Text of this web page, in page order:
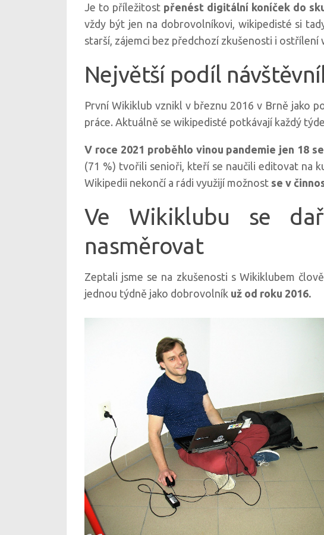
Je to příležitost přenést digitální koníček do
vždy být jen na dobrovolníkovi, wikipedisté si
starší, zájemci bez předchozí zkušenosti i ostřílení
Největší podíl
První Wikiklub vznikl v březnu 2016 v Brně jako
práce. Aktuálně se wikipedisté potkávají každý
V roce 2021 proběhlo vinou pandemie jen 18
(71 %) tvořili senioři, kteří se naučili editovat na
Wikipedii nekončí a rádi využijí možnost se v
Ve Wikiklubu se
nasměrovat
Zeptali jsme se na zkušenosti s Wikiklubem
jednou týdně jako dobrovolník už od roku 2016.